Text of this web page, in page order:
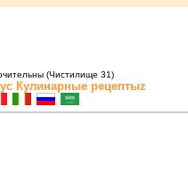
(Чистилище 31)
Кулинарные рецептыz